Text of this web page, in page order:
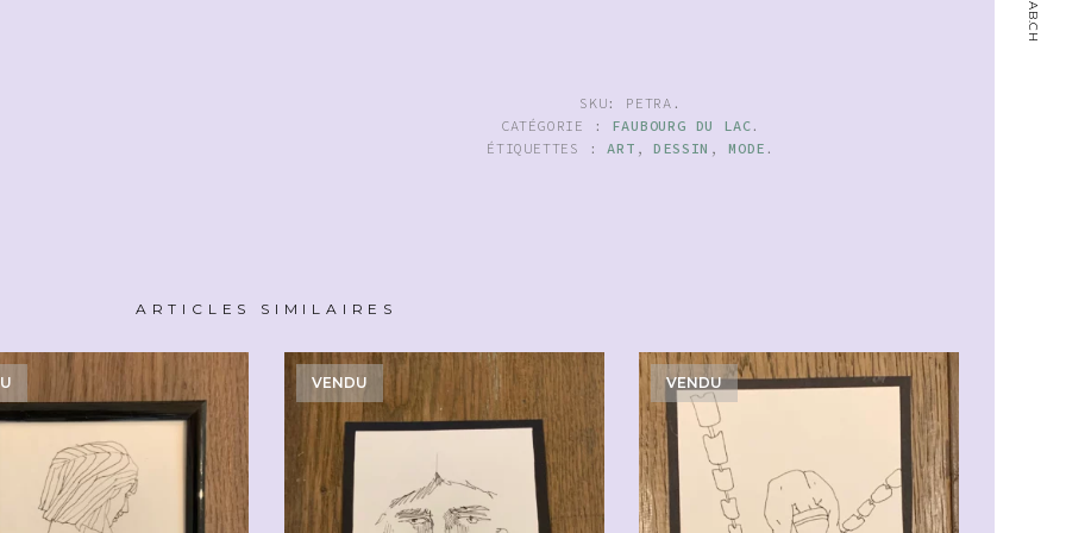
SKU: PETRA .
CATÉGORIE : FAUBOURG DU LAC .
ÉTIQUETTES :ART ,DESSIN , MODE .
ARTICLES SIMILAIRES
VENDU VENDU